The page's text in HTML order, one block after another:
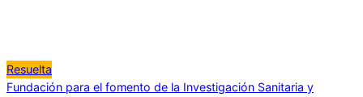
Resuelta
Fundación para el fomento de la Investigación Sanitaria y